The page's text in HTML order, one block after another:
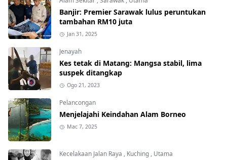
Banjir: Premier Sarawak lulus peruntukan
tambahan RM10 juta
Jan 31, 2025
Jenayah
Kes tetak di Matang: Mangsa stabil, lima
suspek ditangkap
Ogo 21, 2023
Pelancongan
Menjelajahi Keindahan Alam Borneo
Mac 7, 2025
Kecelakaan Jalan Raya , Kuching, Utama